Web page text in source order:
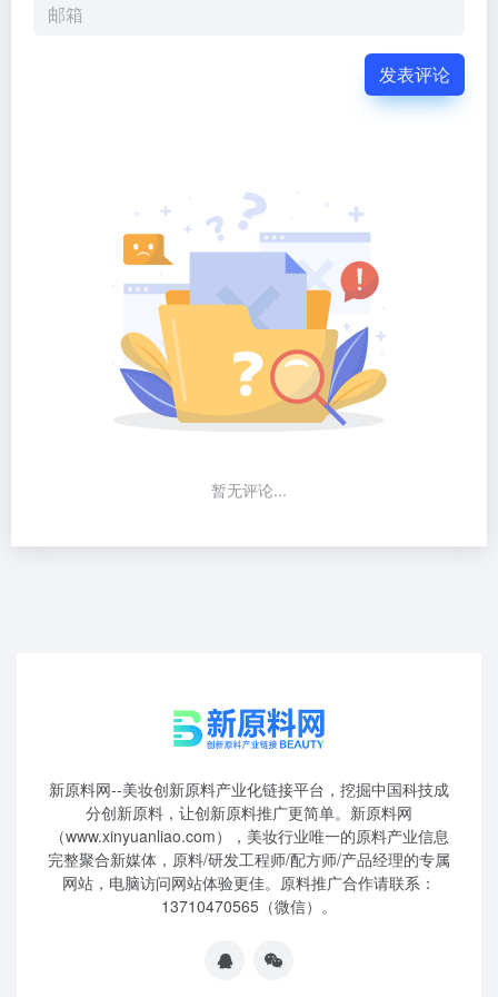
发表评论
暂无评论...
新原料网--美妆创新原料产业化链接平台，挖掘中国科技成
分创新原料，让创新原料推广更简单。新原料网
（www.xinyuanliao.com），美妆行业唯一的原料产业信息
完整聚合新媒体，原料/研发工程师/配方师/产品经理的专属
网站，电脑访问网站体验更佳。原料推广合作请联系：
13710470565（微信）。